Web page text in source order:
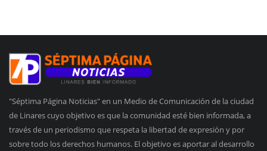
"Séptima Página Noticias" en un Medio de Comunicación de la ciudad
de Linares cuyo objetivo es que la comunidad esté bien informada, a
través de un periodismo que respeta la libertad de expresión y por
sobre todo los derechos humanos. El objetivo es aportar al desarrollo